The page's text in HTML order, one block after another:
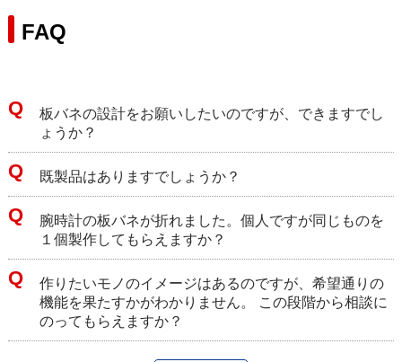
FAQ
板バネの設計をお願いしたいのですが、できますでし
ょうか？
既製品はありますでしょうか？
腕時計の板バネが折れました。個人ですが同じものを
１個製作してもらえますか？
作りたいモノのイメージはあるのですが、希望通りの
機能を果たすかがわかりません。 この段階から相談に
のってもらえますか？